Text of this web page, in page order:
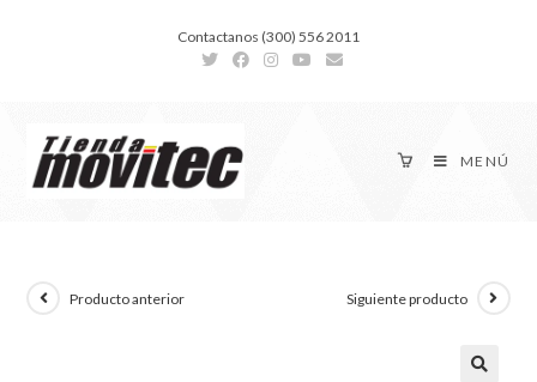
Contactanos (300) 556 2011
MENÚ
Producto anterior Siguiente producto